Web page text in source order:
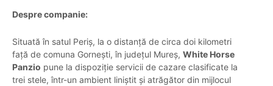
Despre companie:
Situată în satul Periș, la o distanță de circa doi kilometri
față de comuna Gornești, în județul Mureș, White Horse
Panzio pune la dispoziție servicii de cazare clasificate la
trei stele, într-un ambient liniștit și atrăgător din mijlocul